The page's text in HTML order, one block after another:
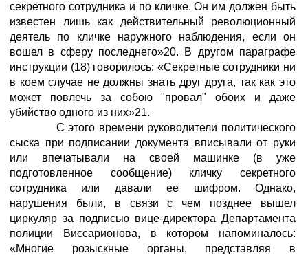
секретного сотрудника и по кличке. Он им должен быть
известен лишь как действительный революционный
деятель по кличке наружного наблюдения, если он
вошел в сферу последнего»20. В другом параграфе
инструкции (18) говорилось: «Секретные сотрудники ни
в коем случае не должны знать друг друга, так как это
может повлечь за собою "провал" обоих и даже
убийство одного из них»21.
С этого времени руководители политического
сыска при подписании документа вписывали от руки
или впечатывали на своей машинке (в уже
подготовленное сообщение) кличку секретного
сотрудника или давали ее шифром. Однако,
нарушения были, в связи с чем позднее вышел
циркуляр за подписью вице-директора Департамента
полиции Виссарионова, в котором напоминалось:
«Многие розыскные органы, представляя в